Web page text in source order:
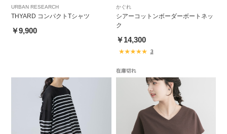
URBAN RESEARCH
THYARD コンパクトTシャツ
￥9,900
かぐれ
シアーコットンボーダーボートネッ
ク
￥14,300
3